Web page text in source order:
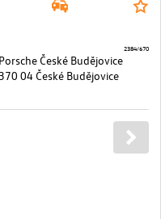
Porsche České Budějovice
370 04 České Budějovice
2384/670